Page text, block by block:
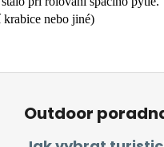
krabice nebo jiné)
Outdoor